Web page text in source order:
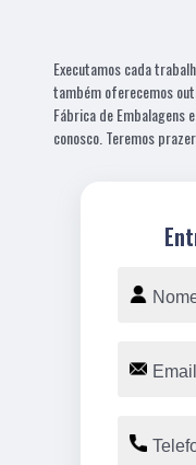
Executamos cada
também oferecemos
Fábrica de Embalagens
conosco. Teremos